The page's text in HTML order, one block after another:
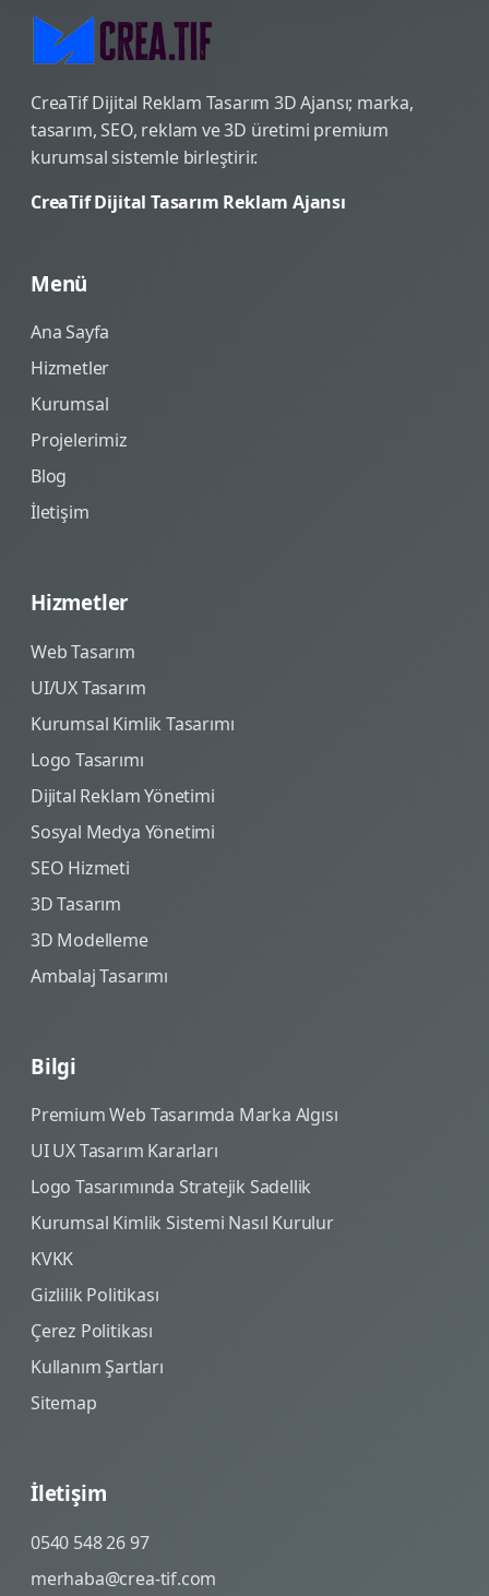
CreaTif Dijital Reklam Tasarım 3D Ajansı; marka,
tasarım, SEO, reklam ve 3D üretimi premium
kurumsal sistemle birleştirir.
CreaTif Dijital Tasarım Reklam Ajansı
Menü
Ana Sayfa
Hizmetler
Kurumsal
Projelerimiz
Blog
İletişim
Hizmetler
Web Tasarım
UI/UX Tasarım
Kurumsal Kimlik Tasarımı
Logo Tasarımı
Dijital Reklam Yönetimi
Sosyal Medya Yönetimi
SEO Hizmeti
3D Tasarım
3D Modelleme
Ambalaj Tasarımı
Bilgi
Premium Web Tasarımda Marka Algısı
UI UX Tasarım Kararları
Logo Tasarımında Stratejik Sadellik
Kurumsal Kimlik Sistemi Nasıl Kurulur
KVKK
Gizlilik Politikası
Çerez Politikası
Kullanım Şartları
Sitemap
İletişim
0540 548 26 97
merhaba@crea-tif.com